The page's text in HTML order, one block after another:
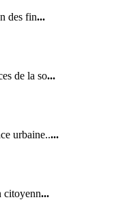
des fin...
de la so...
urbaine.....
citoyenn...